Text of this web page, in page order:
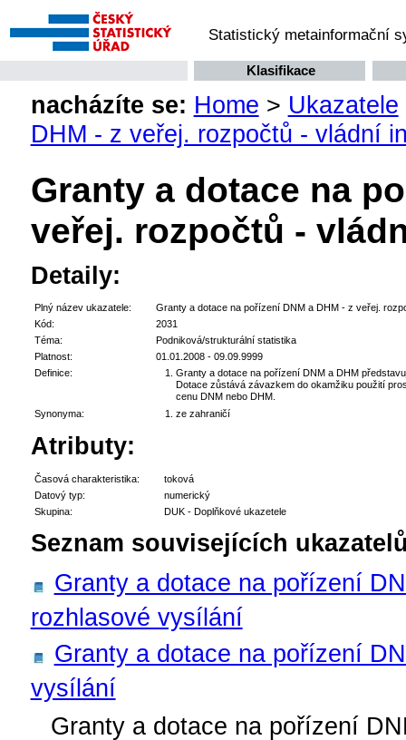
Statistický metainformační
Klasifikace
nacházíte se: Home > Ukazatele
DHM - z veřej. rozpočtů - vládní
Granty a dotace na
veřej. rozpočtů -
Detaily:
Plný název ukazatele:
Granty a dotace na pořízení DNM a DHM - z veřej.
Kód:
2031
Téma:
Podniková/strukturální statistika
Platnost:
01.01.2008 - 09.09.9999
Definice:
Granty a dotace na pořízení DNM a DHM
Dotace zůstává závazkem do okamžiku použití
cenu DNM nebo DHM.
Synonyma:
ze zahraničí
Atributy:
Časová charakteristika:
toková
Datový typ:
numerický
Skupina:
DUK - Doplňkové ukazetele
Seznam souvisejících
Granty a dotace na pořízení
rozhlasové vysílání
Granty a dotace na pořízení
vysílání
Granty a dotace na pořízení